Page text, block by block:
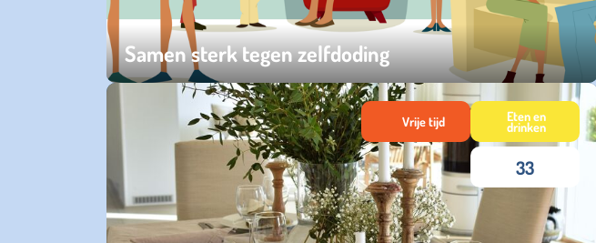
Samen sterk tegen zelfdoding
zondag 07 september 2025
Vrije tijd Eten en
drinken
33